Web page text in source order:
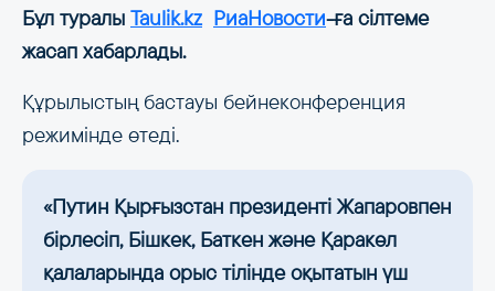
Бұл туралы Taulik.kz РиаНовости-ға сілтеме
жасап хабарлады.
Құрылыстың бастауы бейнеконференция
режимінде өтеді.
«Путин Қырғызстан президенті Жапаровпен
бірлесіп, Бішкек, Баткен және Қаракөл
қалаларында орыс тілінде оқытатын үш